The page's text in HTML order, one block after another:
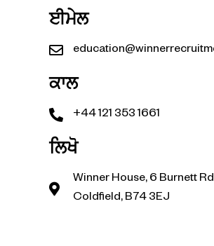
ਈਮੇਲ
ਕਾਲ
+44 121 353 1661
ਲਿਖੋ
Winner House, 6 Burnett
Coldfield, B74 3EJ